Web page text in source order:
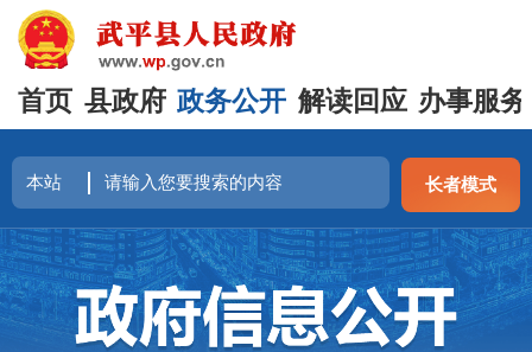
首页 县政府 政务公开 解读回应 办事服务
长者模式